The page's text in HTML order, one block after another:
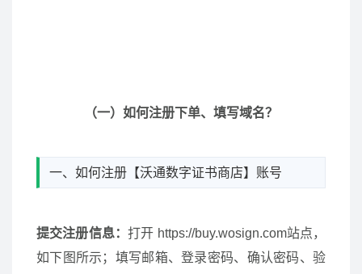
（一）如何注册下单、填写域名？
一、如何注册【沃通数字证书商店】账号
提交注册信息：打开 https://buy.wosign.com站点，
如下图所示；填写邮箱、登录密码、确认密码、验